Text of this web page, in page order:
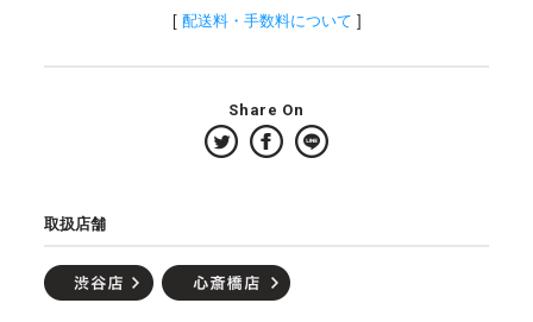
[ 配送料・手数料について ]
Share On
取扱店舗